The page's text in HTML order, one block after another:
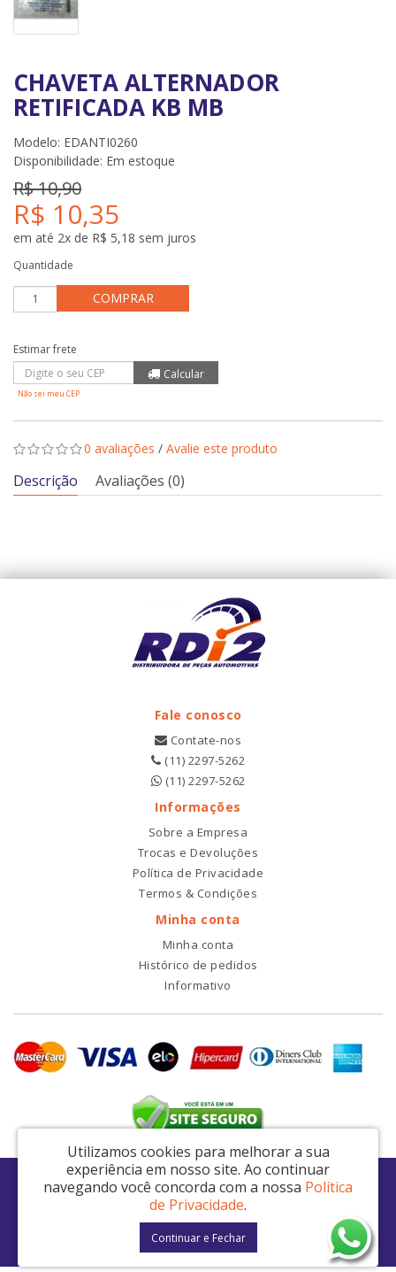
CHAVETA ALTERNADOR
RETIFICADA KB MB
Modelo: EDANTI0260
Disponibilidade: Em estoque
R$ 10,90
R$ 10,35
em até 2x de R$ 5,18 sem juros
Quantidade
COMPRAR
Não sei meu CEP
0 avaliações / Avalie este produto
Descrição Avaliações (0)
Fale conosco
Contate-nos
(11) 2297-5262
(11) 2297-5262
Informações
Sobre a Empresa
Trocas e Devoluções
Política de Privacidade
Termos & Condições
Minha conta
Minha conta
Histórico de pedidos
Informativo
RDI2 Peças Automotivas Ltda - CNPJ: 14.423.428/0001-51
Av. Nordestina, 663 - São Miguel Paulista - São Paulo / SP - CEP: 08021-000
RDI2 © 2026
Utilizamos cookies para melhorar a sua
experiência em nosso site. Ao continuar
navegando você concorda com a nossa Política
de Privacidade.
Continuar e Fechar